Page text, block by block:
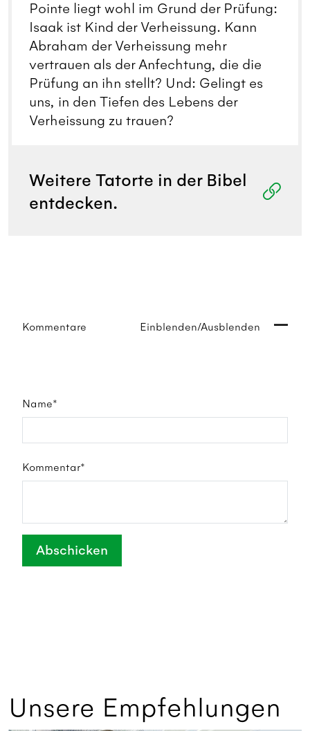
Pointe liegt wohl im Grund der Prüfung:
Isaak ist Kind der Verheissung. Kann
Abraham der Verheissung mehr
vertrauen als der Anfechtung, die die
Prüfung an ihn stellt? Und: Gelingt es
uns, in den Tiefen des Lebens der
Verheissung zu trauen?
Weitere Tatorte in der Bibel
entdecken.
Kommentare Einblenden/Ausblenden
Name*
Kommentar*
Abschicken
Unsere Empfehlungen